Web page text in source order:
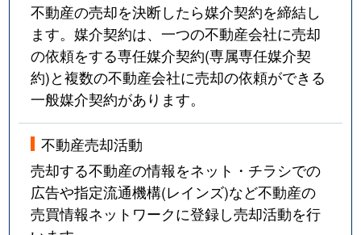
不動産の売却を決断したら媒介契約を締結し
ます。媒介契約は、一つの不動産会社に売却
の依頼をする専任媒介契約(専属専任媒介契
約)と複数の不動産会社に売却の依頼ができる
一般媒介契約があります。
不動産売却活動
売却する不動産の情報をネット・チラシでの
広告や指定流通機構(レインズ)など不動産の
売買情報ネットワークに登録し売却活動を行